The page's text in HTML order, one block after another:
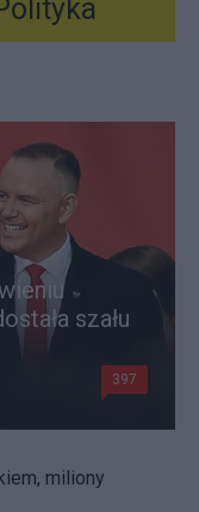
szału
397
miliony